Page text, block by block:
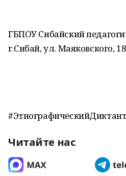
ГБПОУ Сибайский
г.Сибай, ул. Маяковского, 18
Читайте нас